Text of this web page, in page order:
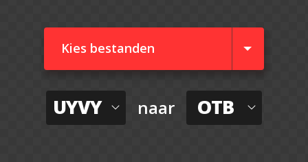
Kies bestanden
UYVY naar OTB